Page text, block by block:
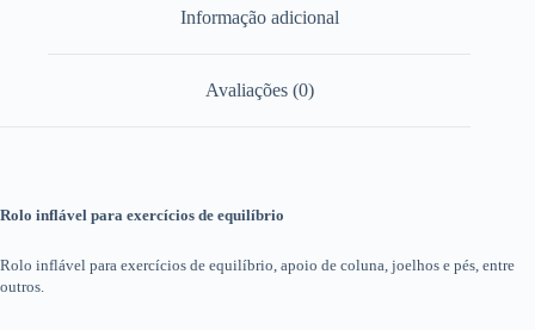
Informação adicional
Avaliações (0)
Rolo inflável para exercícios de equilíbrio
Rolo inflável para exercícios de equilíbrio, apoio de coluna, joelhos e pés, entre
outros.